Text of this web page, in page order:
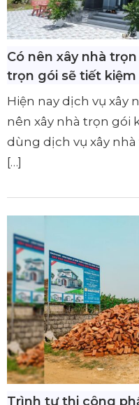
Có nên xây nhà
trọn gói sẽ tiết kiệm
Hiện nay dịch vụ xây
nên xây nhà trọn gói
dùng dịch vụ xây nhà
[…]
Trình tự thi công